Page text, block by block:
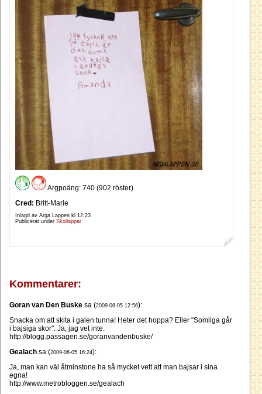
Argpoäng: 740 (902 röster)
Cred: Britt-Marie
Inlagd av Arga Lappen kl 12:23
Publicerat under Skollappar
Kommentarer:
Goran van Den Buske sa (2009-06-05 12:56):
Snacka om att skita i galen tunna! Heter det hoppa? Eller "Somliga går
i bajsiga skor". Ja, jag vet inte.
http://blogg.passagen.se/goranvandenbuske/
Gealach sa (2009-06-05 16:24):
Ja, man kan väl åtminstone ha så mycket vett att man bajsar i sina
egna!
http://www.metrobloggen.se/gealach